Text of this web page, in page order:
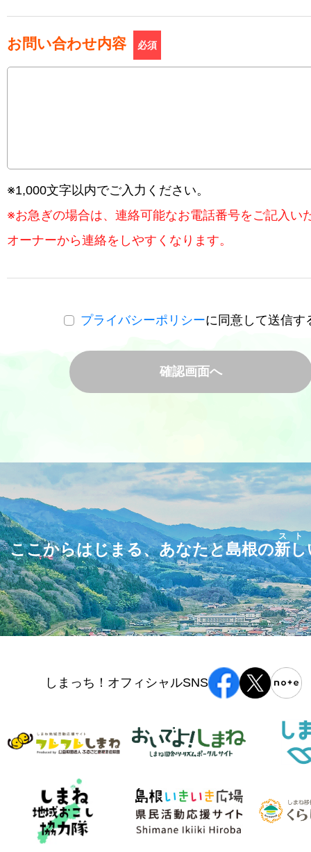
お問い合わせ内容 必須
※1,000文字以内でご入力ください。
※お急ぎの場合は、連絡可能なお電話番号をご記入い
オーナーから連絡をしやすくなります。
プライバシーポリシーに同意して送信す
ここからはじまる、あなたと島根の新し
スト
しまっち！オフィシャルSNS